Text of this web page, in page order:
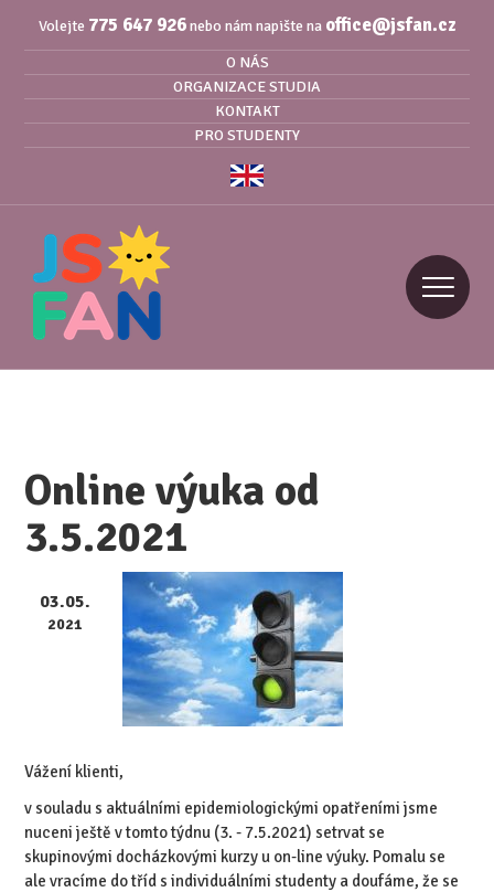
Volejte 775 647 926nebo nám napište na office@jsfan.cz
O NÁS
ORGANIZACE STUDIA
KONTAKT
PRO STUDENTY
Online výuka od
3.5.2021
03.05.
2021
Vážení klienti,
v souladu s aktuálními epidemiologickými opatřeními jsme
nuceni ještě v tomto týdnu (3. - 7.5.2021) setrvat se
skupinovými docházkovými kurzy u on-line výuky. Pomalu se
ale vracíme do tříd s individuálními studenty a doufáme, že se